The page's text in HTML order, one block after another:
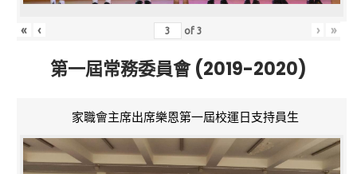
« ‹ of3 › »
第一屆常務委員會 (2019-2020)
家職會主席出席樂恩第一屆校運日支持員生